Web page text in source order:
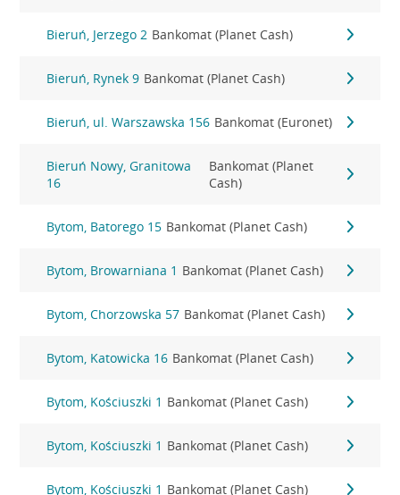
Bieruń, Jerzego 2 Bankomat (Planet Cash)
Bieruń, Rynek 9 Bankomat (Planet Cash)
Bieruń, ul. Warszawska 156 Bankomat (Euronet)
Bieruń Nowy, Granitowa
16
Bankomat (Planet
Cash)
Bytom, Batorego 15 Bankomat (Planet Cash)
Bytom, Browarniana 1 Bankomat (Planet Cash)
Bytom, Chorzowska 57 Bankomat (Planet Cash)
Bytom, Katowicka 16 Bankomat (Planet Cash)
Bytom, Kościuszki 1 Bankomat (Planet Cash)
Bytom, Kościuszki 1 Bankomat (Planet Cash)
Bytom, Kościuszki 1 Bankomat (Planet Cash)